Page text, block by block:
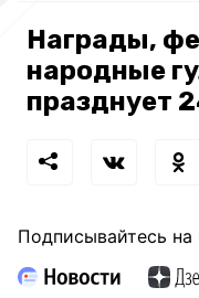
Награды,
народные
празднует
Подписывайтесь на